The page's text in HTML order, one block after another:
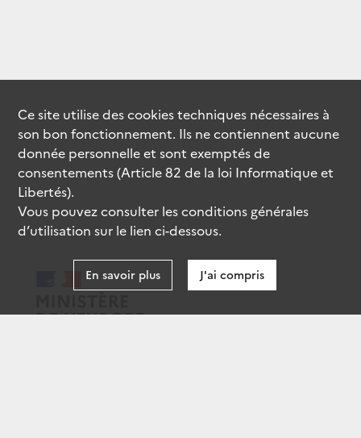
Ce site utilise descookiestechniques nécessaires à
son bon fonctionnement. Ils ne contiennent aucune
donnée personnelle et sont exemptés de
consentements (Article 82 de la loi Informatique et
Libertés).
Vous pouvez consulter les conditions générales
d’utilisation sur le lien ci-dessous.
En savoir plus J'ai compris